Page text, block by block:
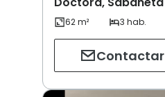
Contactar